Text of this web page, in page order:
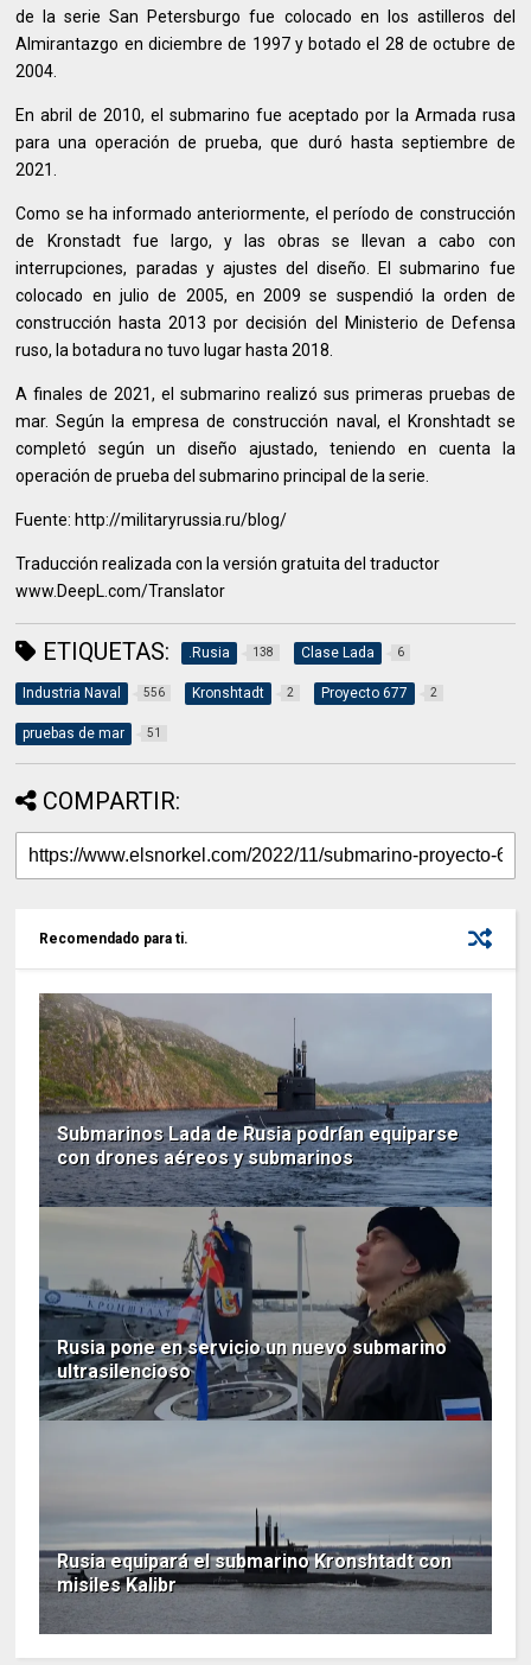
de la serie San Petersburgo fue colocado en los astilleros del
Almirantazgo en diciembre de 1997 y botado el 28 de octubre de
2004.
En abril de 2010, el submarino fue aceptado por la Armada rusa
para una operación de prueba, que duró hasta septiembre de
2021.
Como se ha informado anteriormente, el período de construcción
de Kronstadt fue largo, y las obras se llevan a cabo con
interrupciones, paradas y ajustes del diseño. El submarino fue
colocado en julio de 2005, en 2009 se suspendió la orden de
construcción hasta 2013 por decisión del Ministerio de Defensa
ruso, la botadura no tuvo lugar hasta 2018.
A finales de 2021, el submarino realizó sus primeras pruebas de
mar. Según la empresa de construcción naval, el Kronshtadt se
completó según un diseño ajustado, teniendo en cuenta la
operación de prueba del submarino principal de la serie.
Fuente: http://militaryrussia.ru/blog/
Traducción realizada con la versión gratuita del traductor
www.DeepL.com/Translator
ETIQUETAS: .Rusia 138 Clase Lada 6
Industria Naval 556 Kronshtadt 2 Proyecto 677 2
pruebas de mar 51
COMPARTIR:
Recomendado para ti.
Submarinos Lada de Rusia podrían equiparse
con drones aéreos y submarinos
Rusia pone en servicio un nuevo submarino
ultrasilencioso
Rusia equipará el submarino Kronshtadt con
misiles Kalibr